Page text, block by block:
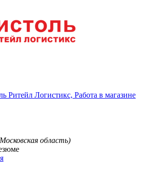
Ритейл Логистикс, Работа в магазине
область)